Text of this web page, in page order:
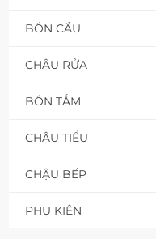
BỒN CẦU
CHẬU RỬA
BỒN TẮM
CHẬU TIỂU
CHẬU BẾP
PHỤ KIỆN